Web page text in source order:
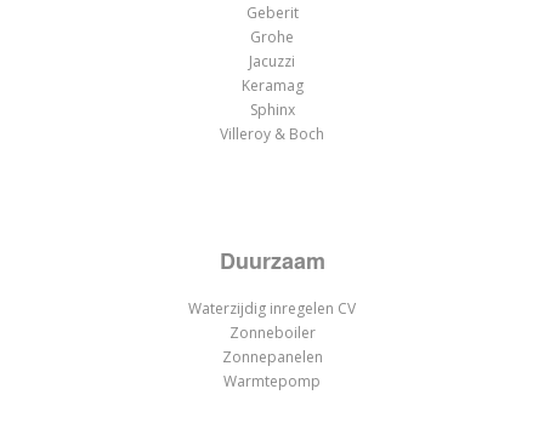
Geberit
Grohe
Jacuzzi
Keramag
Sphinx
Villeroy & Boch
Duurzaam
Waterzijdig inregelen CV
Zonneboiler
Zonnepanelen
Warmtepomp